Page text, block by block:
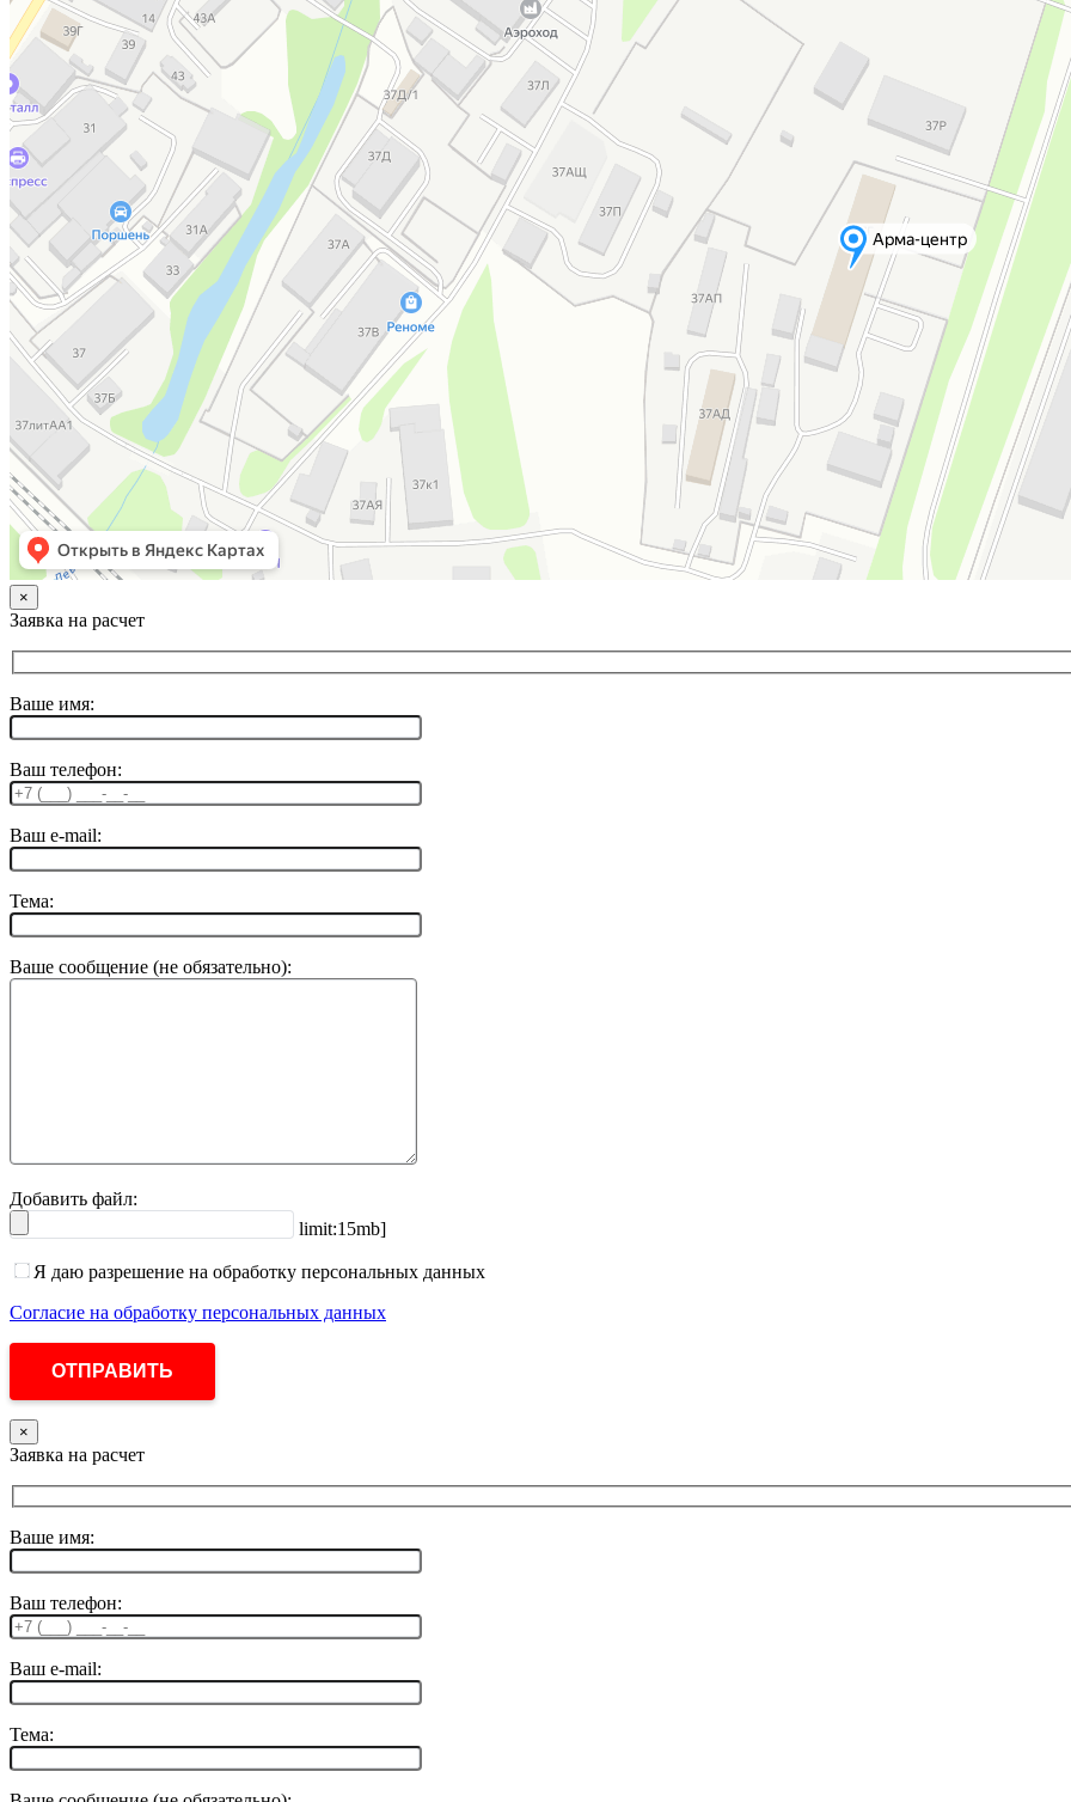
×
Заявка на расчет
Ваше имя:
Ваш телефон:
Ваш e-mail:
Тема:
Ваше сообщение (не обязательно):
Добавить файл:
limit:15mb]
Я даю разрешение на обработку персональных данных
Согласие на обработку персональных данных
×
Заявка на расчет
Ваше имя:
Ваш телефон:
Ваш e-mail:
Тема: